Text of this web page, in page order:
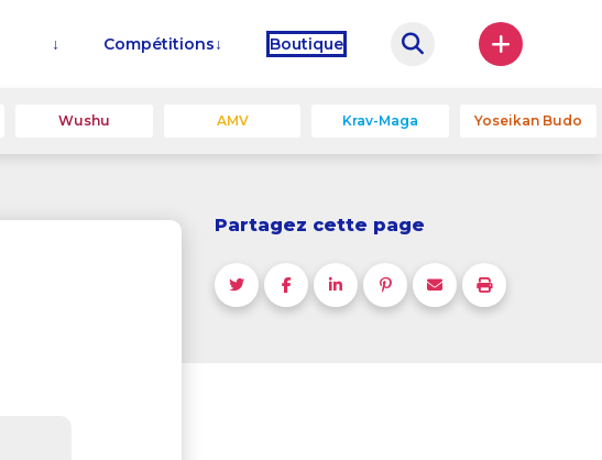
Compétitions Boutique
Wushu AMV Krav-Maga Yoseikan Budo
Partagez cette page